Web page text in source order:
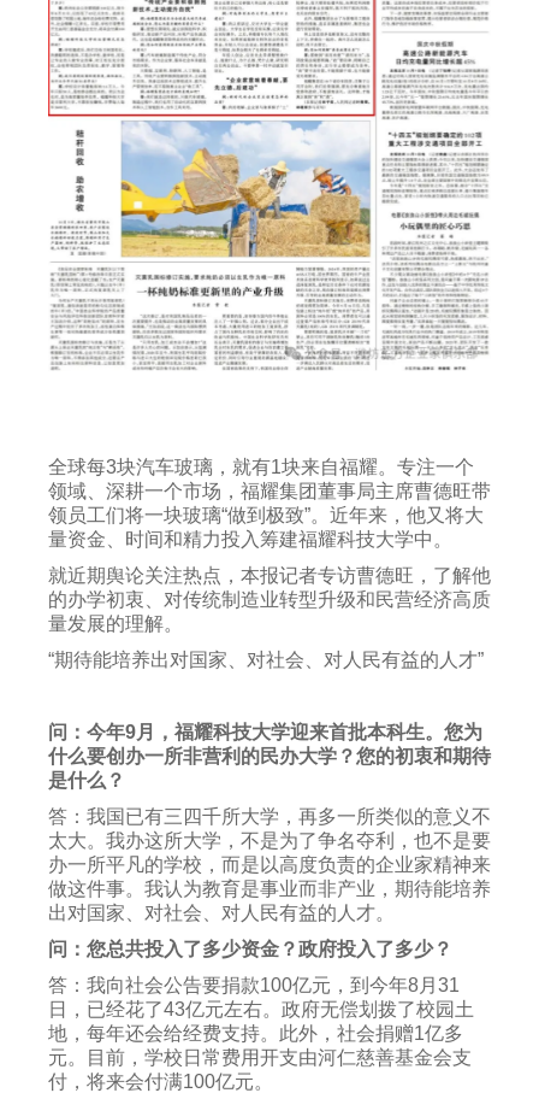
全球每3块汽车玻璃，就有1块来自福耀。专注一个
领域、深耕一个市场，福耀集团董事局主席曹德旺带
领员工们将一块玻璃“做到极致”。近年来，他又将大
量资金、时间和精力投入筹建福耀科技大学中。
就近期舆论关注热点，本报记者专访曹德旺，了解他
的办学初衷、对传统制造业转型升级和民营经济高质
量发展的理解。
“期待能培养出对国家、对社会、对人民有益的人才”
问：今年9月，福耀科技大学迎来首批本科生。您为
什么要创办一所非营利的民办大学？您的初衷和期待
是什么？
答：我国已有三四千所大学，再多一所类似的意义不
太大。我办这所大学，不是为了争名夺利，也不是要
办一所平凡的学校，而是以高度负责的企业家精神来
做这件事。我认为教育是事业而非产业，期待能培养
出对国家、对社会、对人民有益的人才。
问：您总共投入了多少资金？政府投入了多少？
答：我向社会公告要捐款100亿元，到今年8月31
日，已经花了43亿元左右。政府无偿划拨了校园土
地，每年还会给经费支持。此外，社会捐赠1亿多
元。目前，学校日常费用开支由河仁慈善基金会支
付，将来会付满100亿元。